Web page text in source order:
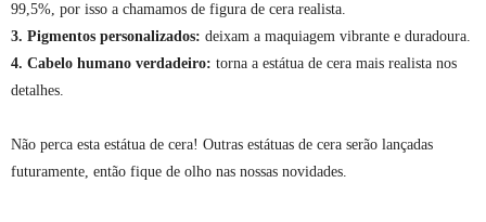
99,5%, por isso a chamamos de figura de cera realista.
3. Pigmentos personalizados: deixam a maquiagem vibrante e duradoura.
4. Cabelo humano verdadeiro: torna a estátua de cera mais realista nos
detalhes.
Não perca esta estátua de cera! Outras estátuas de cera serão lançadas
futuramente, então fique de olho nas nossas novidades.